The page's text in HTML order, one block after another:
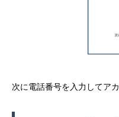
次に電話番号を入力してア